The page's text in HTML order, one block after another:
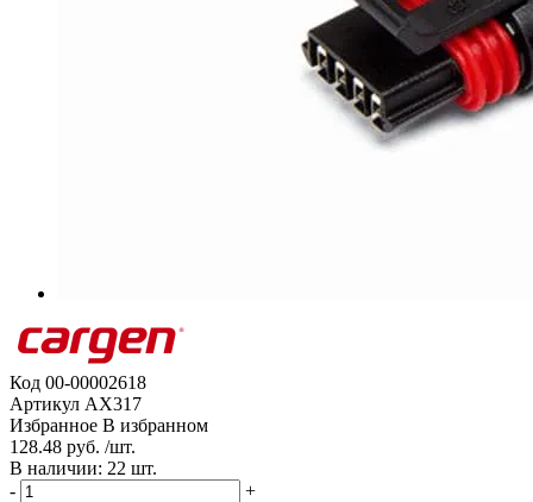
Код 00-00002618
Артикул AX317
Избранное В избранном
128.48 руб. /шт.
В наличии: 22 шт.
-
+